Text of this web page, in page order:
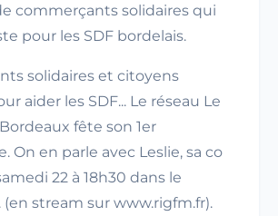
commerçants solidaires qui
pour les SDF bordelais.
solidaires et citoyens
aider les SDF... Le réseau Le
fête son 1er
On en parle avec Leslie, sa co
22 à 18h30 dans le
(en stream sur www.rigfm.fr).